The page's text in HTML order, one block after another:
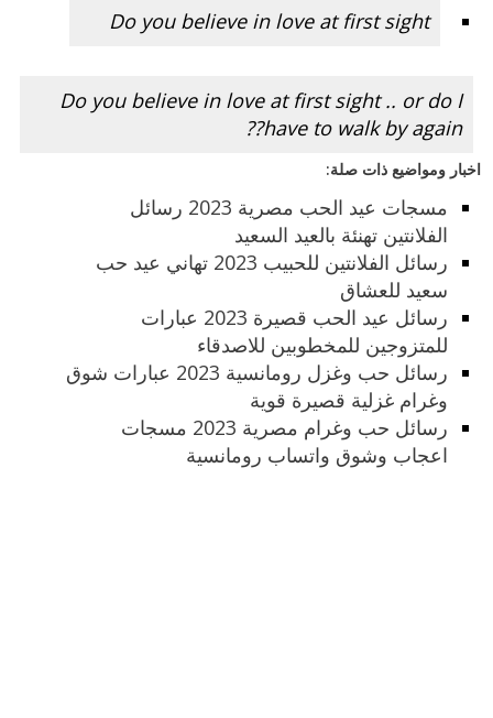
Do you believe in love at first sight
Do you believe in love at first sight .. or do I
have to walk by again??
اخبار ومواضيع ذات صلة:
مسجات عيد الحب مصرية 2023 رسائل
الفلانتين تهنئة بالعيد السعيد
رسائل الفلانتين للحبيب 2023 تهاني عيد حب
سعيد للعشاق
رسائل عيد الحب قصيرة 2023 عبارات
للمتزوجين للمخطوبين للاصدقاء
رسائل حب وغزل رومانسية 2023 عبارات شوق
وغرام غزلية قصيرة قوية
رسائل حب وغرام مصرية 2023 مسجات
اعجاب وشوق واتساب رومانسية